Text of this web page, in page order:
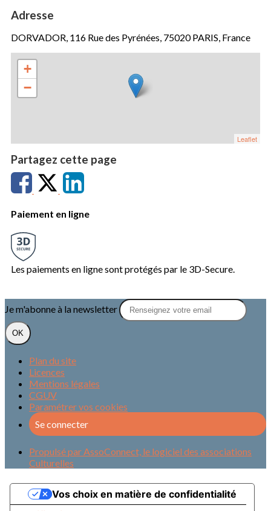
Adresse
DORVADOR, 116 Rue des Pyrénées, 75020 PARIS, France
+
−
Leaflet
Partagez cette page
Paiement en ligne
Les paiements en ligne sont protégés par le 3D-Secure.
Je m'abonne à la newsletter
OK
Plan du site
Licences
Mentions légales
CGUV
Paramétrer vos cookies
Se connecter
Propulsé par AssoConnect, le logiciel des associations
Culturelles
Vos choix en matière de confidentialité